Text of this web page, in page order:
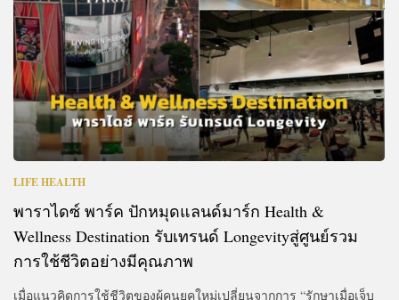
LIFE HEALTH
พาราไดซ์ พาร์ค ปักหมุดแลนด์มาร์ก Health &
Wellness Destination รับเทรนด์ Longevityสู่ศูนย์รวม
การใช้ชีวิตอย่างมีคุณภาพ
เมื่อแนวคิดการใช้ชีวิตของผู้คนยุคใหม่เปลี่ยนจากการ “รักษาเมื่อเจ็บ